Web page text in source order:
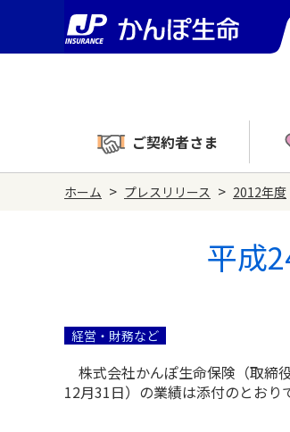
ご契約者さま
ホーム > プレスリリース > 2012年度
平成
経営・財務など
株式会社かんぽ生命保険（取締
12月31日）の業績は添付のとおり